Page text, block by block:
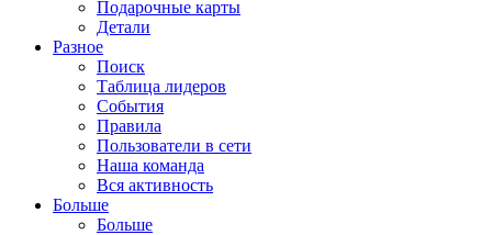
Подарочные карты
Детали
Разное
Поиск
Таблица лидеров
События
Правила
Пользователи в сети
Наша команда
Вся активность
Больше
Больше